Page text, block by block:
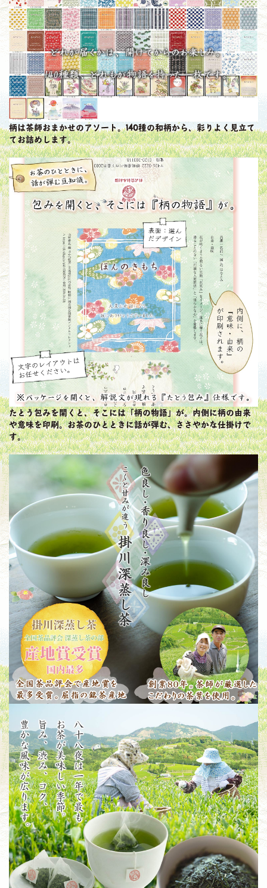
柄は茶師おまかせのアソート。140種の和柄から、彩りよく見立て
てお詰めします。
たとう包みを開くと、そこには「柄の物語」が。内側に柄の由来
や意味を印刷。お茶のひとときに話が弾む、ささやかな仕掛けで
す。